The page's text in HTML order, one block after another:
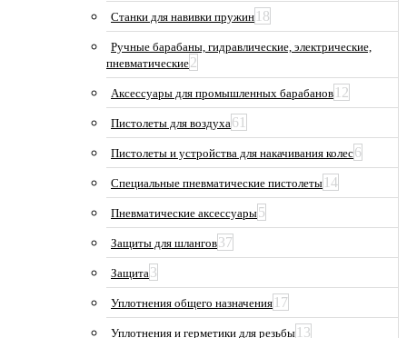
Станки для навивки пружин 18
Ручные барабаны, гидравлические, электрические,
пневматические2
Аксессуары для промышленных барабанов 12
Пистолеты для воздуха 61
Пистолеты и устройства для накачивания колес6
Специальные пневматические пистолеты 14
Пневматические аксессуары5
Защиты для шлангов37
Защита 3
Уплотнения общего назначения 17
Уплотнения и герметики для резьбы 13